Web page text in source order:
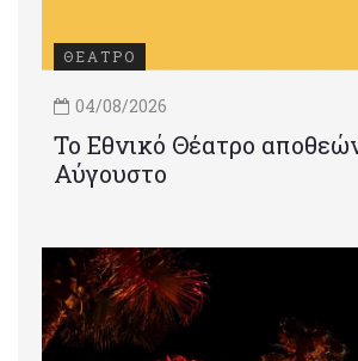
ΘΕΑΤΡΟ
04/08/2026
Το Εθνικό Θέατρο
Αύγουστο